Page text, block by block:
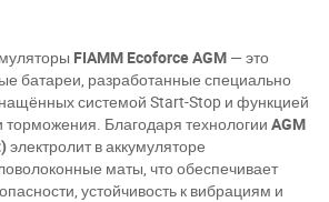
FIAMM Ecoforce AGM — это
батареи, разработанные специально
системой Start-Stop и функцией
торможения. Благодаря технологии AGM
электролит в аккумуляторе
маты, что обеспечивает
устойчивость к вибрациям и